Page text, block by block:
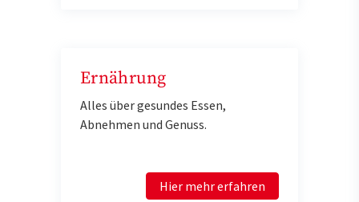
Ernährung
Alles über gesundes Essen,
Abnehmen und Genuss.
Hier mehr erfahren